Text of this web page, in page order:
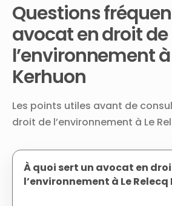
Questions
avocat en droit de
l’environnement à
Kerhuon
Les points utiles avant de
droit de l’environnement à Le
À quoi sert un avocat en
l’environnement à Le Relecq